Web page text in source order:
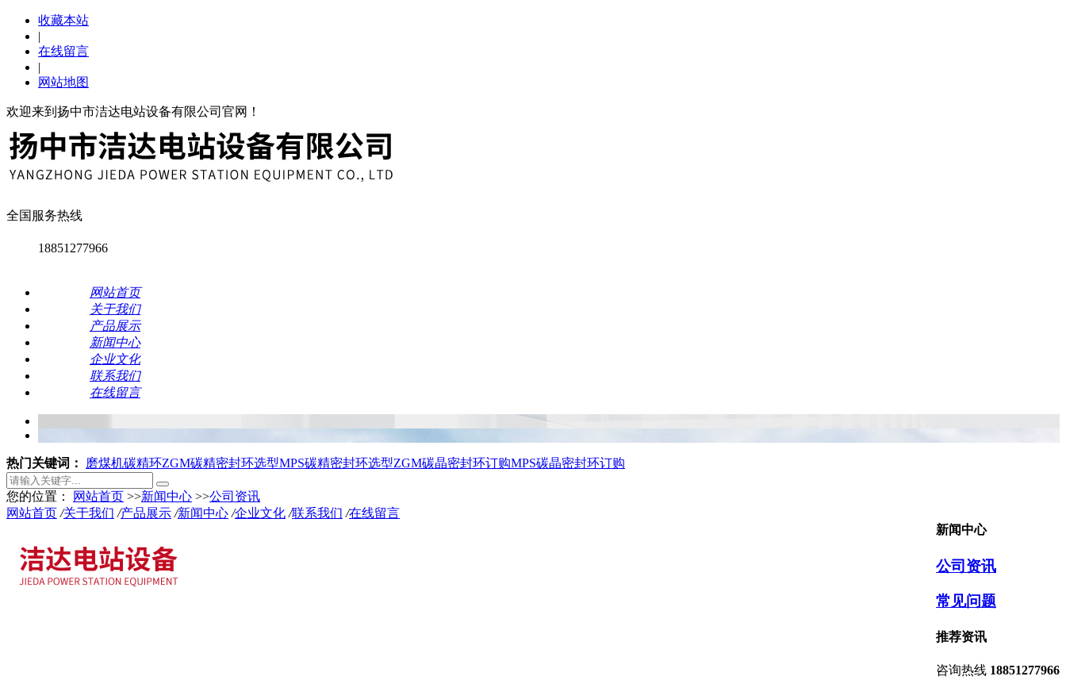
收藏本站
|
在线留言
|
网站地图
欢迎来到扬中市洁达电站设备有限公司官网！
全国服务热线
18851277966
网站首页
关于我们
产品展示
新闻中心
企业文化
联系我们
在线留言
热门关键词： 磨煤机碳精环ZGM碳精密封环选型MPS碳精密封环选型ZGM碳晶密封环订购MPS碳晶密封环订购
您的位置： 网站首页 >>新闻中心 >>公司资讯
新闻中心
公司资讯
常见问题
推荐资讯
咨询热线 18851277966
网站首页 /关于我们 /产品展示 /新闻中心 /企业文化 /联系我们 /在线留言